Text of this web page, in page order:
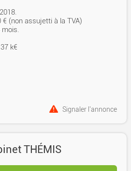
€ (non assujetti à la TVA)
mois.
k€
Signaler l'annonce
THÉMIS